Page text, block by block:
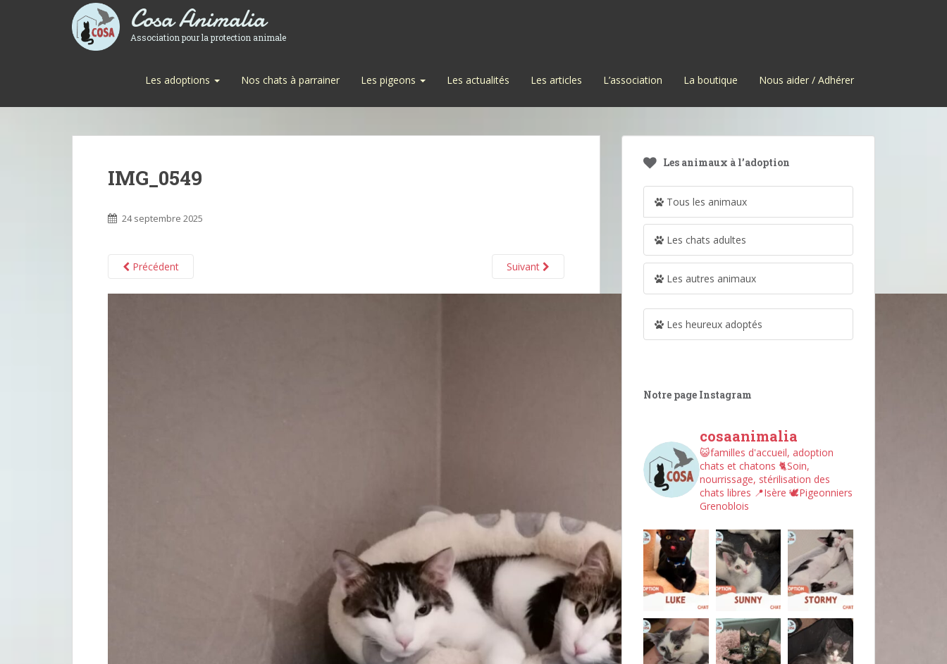
Cosa Animalia
Association pour la protection animale
Les adoptions Nos chats à parrainer Les pigeons Les actualités Les articles L’association La boutique Nous aider / Adhérer
IMG_0549
24 septembre 2025
Précédent Suivant
Les animaux à l’adoption
Tous les animaux
Les chats adultes
Les autres animaux
Les heureux adoptés
Notre page Instagram
cosaanimalia
😺familles d'accueil, adoption
chats et chatons 🐈Soin,
nourrissage, stérilisation des
chats libres 📍Isère 🕊︎Pigeonniers
Grenoblois